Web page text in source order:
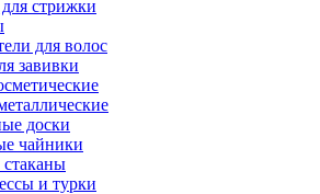
стрижки
для волос
завивки
доски
чайники
и турки